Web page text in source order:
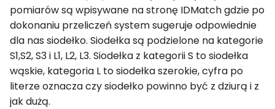
pomiarów są wpisywane na stronę IDMatch gdzie po
dokonaniu przeliczeń system sugeruje odpowiednie
dla nas siodełko. Siodełka są podzielone na kategorie
S1,S2, S3 i L1, L2, L3. Siodełka z kategorii S to siodełka
wąskie, kategoria L to siodełka szerokie, cyfra po
literze oznacza czy siodełko powinno być z dziurą i z
jak dużą.